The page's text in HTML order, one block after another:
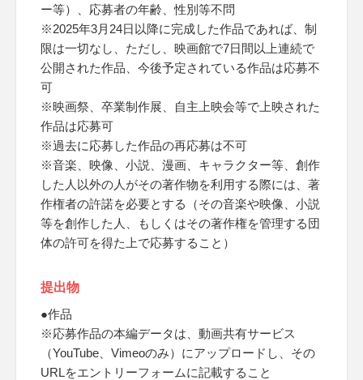
ー等）、応募者の年齢、性別等不問
※2025年3月24日以降に完成した作品であれば、制
限は一切なし、ただし、映画館で7日間以上連続で
公開された作品、今後予定されている作品は応募不
可
※映画祭、卒業制作展、自主上映会等で上映された
作品は応募可
※過去に応募した作品の再応募は不可
※音楽、映像、小説、漫画、キャラクター等、創作
した人以外の人がその著作物を利用する際には、著
作権者の許諾を必要とする（その音楽や映像、小説
等を創作した人、もしくはその著作権を管理する団
体の許可を得た上で応募すること）
提出物
●作品
※応募作品の本編データは、動画共有サービス
（YouTube、Vimeoのみ）にアップロードし、その
URLをエントリーフォームに記載すること